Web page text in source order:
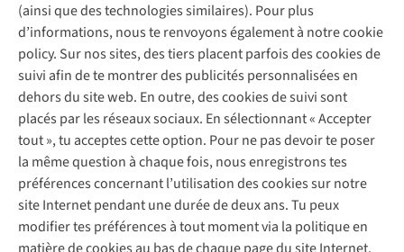
(ainsi que des technologies similaires). Pour plus
d’informations, nous te renvoyons également à notre cookie
policy. Sur nos sites, des tiers placent parfois des cookies de
suivi afin de te montrer des publicités personnalisées en
dehors du site web. En outre, des cookies de suivi sont
placés par les réseaux sociaux. En sélectionnant « Accepter
tout », tu acceptes cette option. Pour ne pas devoir te poser
la même question à chaque fois, nous enregistrons tes
préférences concernant l’utilisation des cookies sur notre
site Internet pendant une durée de deux ans. Tu peux
modifier tes préférences à tout moment via la politique en
Questions fréquentes
Commander
Payer
10 % réduction étudiants
Klarna : post-paiement
Livraison
Retourner
Rétractation d'une commande
Garantie
Contact
Nos services
Vintage - ReJUsed
Atelier de couture
Personal shopping
Boîte à vêtements
Événements / ateliers
Juttu
Qui sommes-nous ?
Juttu Friends
Inspiration
Travailler chez Juttu
Nos magasins
Le monde de Juttu
Abonne-toi à la newsletter
Suivez-nous